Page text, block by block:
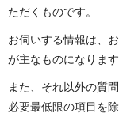
ただくも の で す 。
お伺いする情報は、
が主なものにな り ま す
また、それ以外の質
必要最低限の項目を